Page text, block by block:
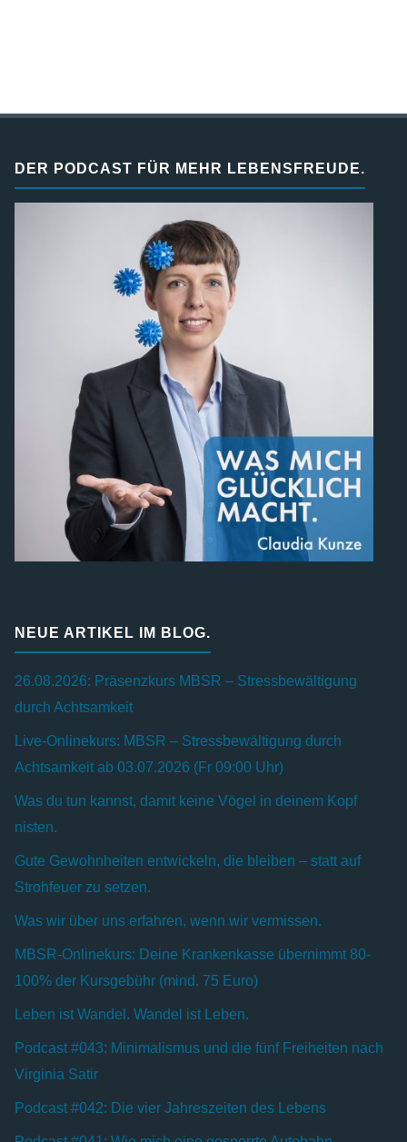
DER PODCAST FÜR MEHR LEBENSFREUDE.
NEUE ARTIKEL IM BLOG.
26.08.2026: Präsenzkurs MBSR – Stressbewältigung
durch Achtsamkeit
Live-Onlinekurs: MBSR – Stressbewältigung durch
Achtsamkeit ab 03.07.2026 (Fr 09:00 Uhr)
Was du tun kannst, damit keine Vögel in deinem Kopf
nisten.
Gute Gewohnheiten entwickeln, die bleiben – statt auf
Strohfeuer zu setzen.
Was wir über uns erfahren, wenn wir vermissen.
MBSR-Onlinekurs: Deine Krankenkasse übernimmt 80-
100% der Kursgebühr (mind. 75 Euro)
Leben ist Wandel. Wandel ist Leben.
Podcast #043: Minimalismus und die fünf Freiheiten nach
Virginia Satir
Podcast #042: Die vier Jahreszeiten des Lebens